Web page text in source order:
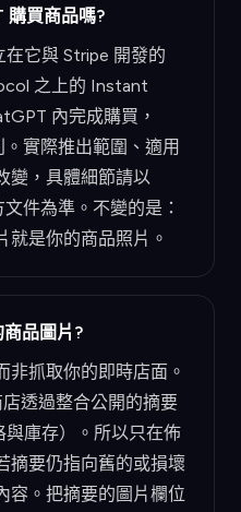
購買商品嗎?
它與 Stripe 開發的
之上的 Instant
內完成購買，
實際推出範圍、適用
變，具體細節請以
件為準。不變的是：
就是你的商品照片。
品圖片?
非抓取你的即時店面。
透過整合公開的摘要
與庫存）。所以只在佈
摘要仍指向舊的或損壞
容。把摘要的圖片欄位